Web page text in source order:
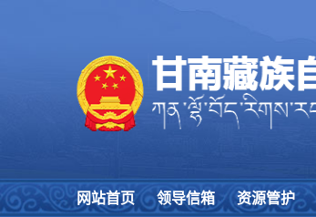
网站首页 领导信箱 资源管护